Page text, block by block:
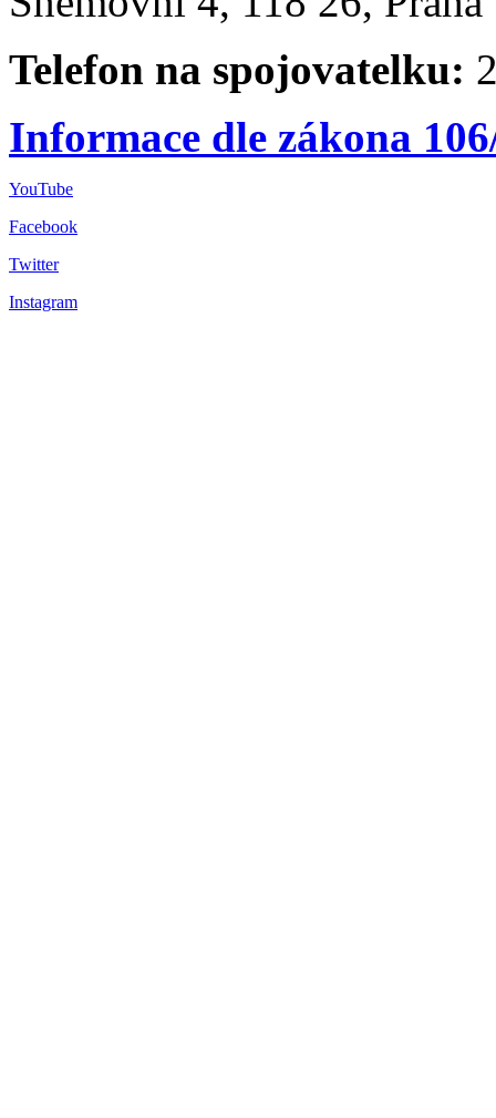
Telefon na spojovatelku:
Informace dle zákona
YouTube
Facebook
Twitter
Instagram